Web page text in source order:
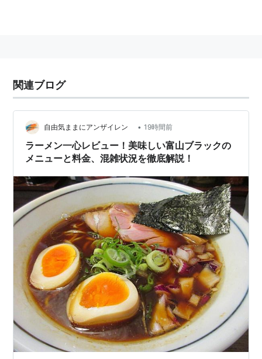
関連ブログ
自由気ままにアンザイレン • 19時間前
ラーメン一心レビュー！美味しい富山ブラックの
メニューと料金、混雑状況を徹底解説！